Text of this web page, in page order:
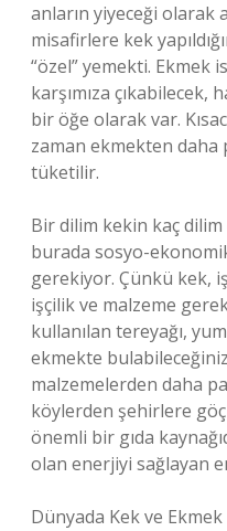
anların yiyeceği olarak
misafirlere kek
“özel” yemekti. Ekmek
karşımıza çıkabilecek,
bir öğe olarak var.
zaman ekmekten daha
tüketilir.
Bir dilim kekin kaç
burada sosyo-
gerekiyor. Çünkü kek,
işçilik ve malzeme
kullanılan tereyağı,
ekmekte
malzemelerden daha
köylerden şehirlere
önemli bir gıda
olan enerjiyi sağlayan
Dünyada Kek ve